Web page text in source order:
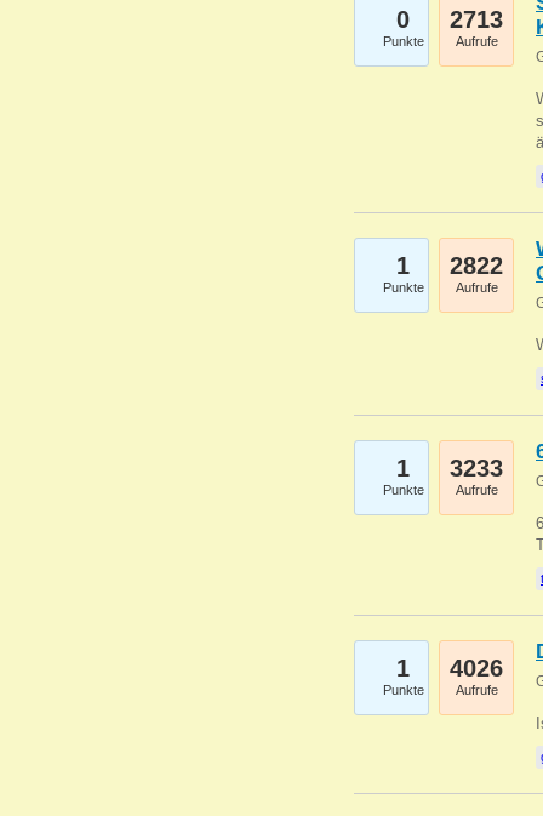
0
Punkte
2713
Aufrufe
1
Punkte
2822
Aufrufe
1
Punkte
3233
Aufrufe
1
Punkte
4026
Aufrufe